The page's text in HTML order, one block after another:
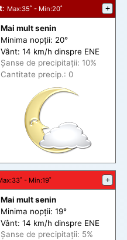
: Max:35˚ - Min:20˚ +
Mai mult senin
Minima nopții: 20°
Vânt: 14 km/h dinspre ENE
Șanse de precipitații: 10%
Cantitate precip.: 0
:33˚ - Min:19˚ +
Mai mult senin
Minima nopții: 19°
Vânt: 14 km/h dinspre ENE
Șanse de precipitații: 5%